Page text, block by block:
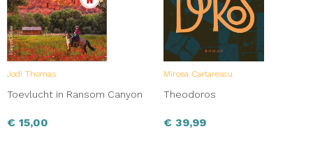
Jodi Thomas
Toevlucht in Ransom Canyon
€ 15,00
Mircea Cartarescu
Theodoros
€ 39,99